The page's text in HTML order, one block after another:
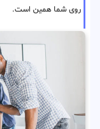
روی شما همین است.